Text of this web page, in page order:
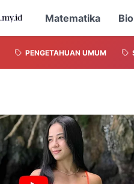
Matematika
PENGETAHUAN UMUM